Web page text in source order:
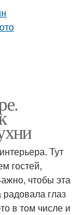
Тут
гостей,
чтобы эта
глаз
в том числе и